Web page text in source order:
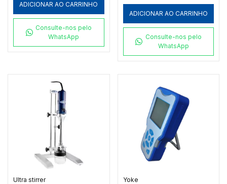
ADICIONAR AO CARRINHO
Consulte-nos pelo
WhatsApp
ADICIONAR AO CARRINHO
Consulte-nos pelo
WhatsApp
Ultra stirrer Yoke